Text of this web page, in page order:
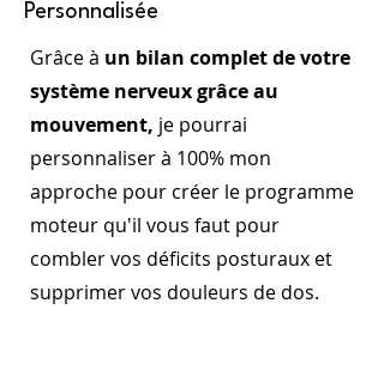
Personnalisée
Grâce à un bilan complet de votre
système nerveux grâce au
mouvement, je pourrai
personnaliser à 100% mon
approche pour créer le programme
moteur qu'il vous faut pour
combler vos déficits posturaux et
supprimer vos douleurs de dos.